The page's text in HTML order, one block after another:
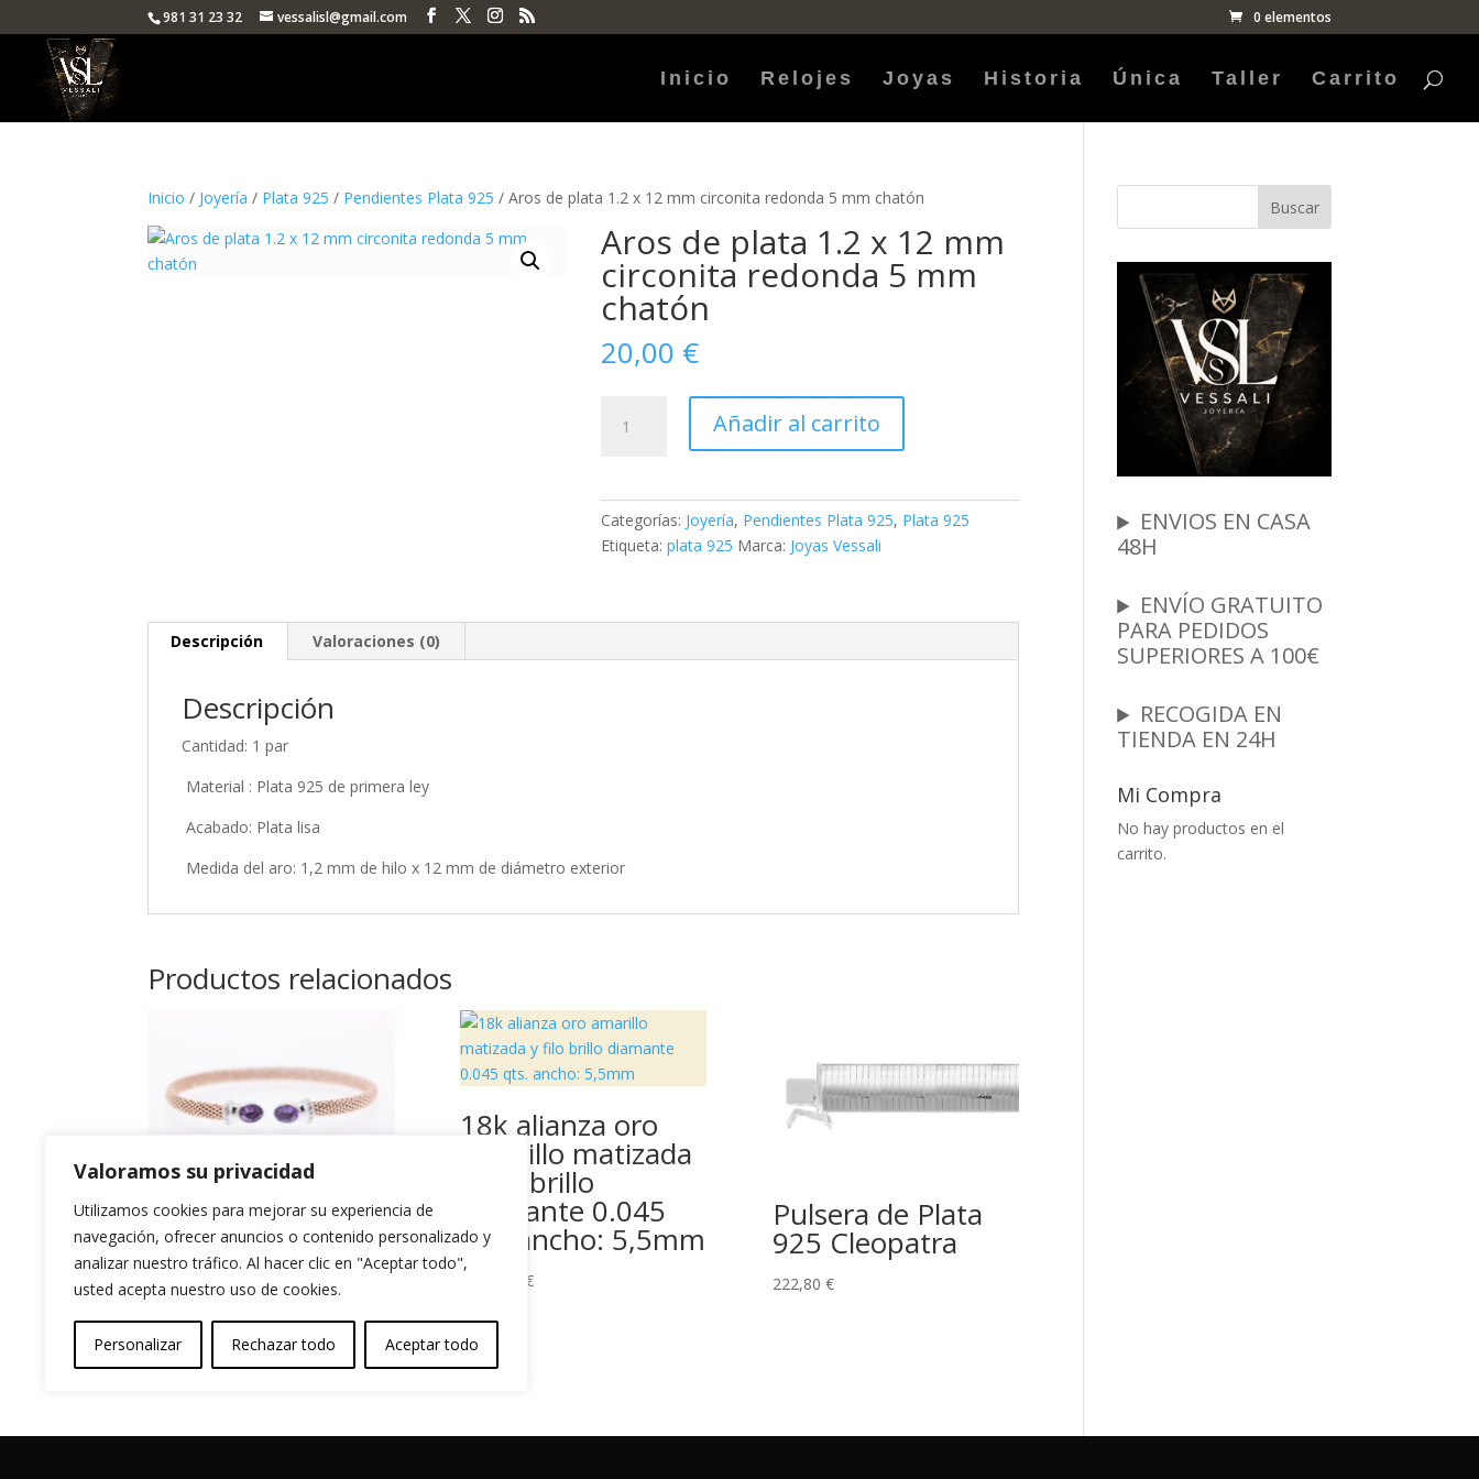
Valoramos su privacidad
Utilizamos cookies para mejorar su experiencia de
navegación, ofrecer anuncios o contenido personalizado y
analizar nuestro tráfico. Al hacer clic en "Aceptar todo",
usted acepta nuestro uso de cookies.
Personalizar Rechazar todo Aceptar todo
981 31 23 32 vessalisl@gmail.com 0 elementos
Inicio Relojes Joyas Historia Única Taller Carrito
Inicio / Joyería / Plata 925 / Pendientes Plata 925 / Aros de plata 1.2 x 12 mm circonita redonda 5 mm chatón
Aros de plata 1.2 x 12 mm
circonita redonda 5 mm
chatón
20,00 €
mm
mm
Añadir al carrito
Categorías: Joyería, Pendientes Plata 925, Plata 925
Etiqueta:plata 925 Marca: Joyas Vessali
Descripción Valoraciones (0)
Descripción
Cantidad: 1 par
Material : Plata 925 de primera ley
Acabado: Plata lisa
Medida del aro: 1,2 mm de hilo x 12 mm de diámetro exterior
Productos relacionados
Pulsera Rígida con
baño de Oro Rosa,
piedra natural y
circonita
144,99
18k alianza oro
amarillo matizada
y filo brillo
diamante 0.045
qts. ancho: 5,5mm
€
Pulsera de Plata
925 Cleopatra
222,80 €
Buscar
ENVIOS EN CASA
48H
ENVÍO GRATUITO
PARA PEDIDOS
SUPERIORES A 100€
RECOGIDA EN
TIENDA EN 24H
Mi Compra
No hay productos en el
carrito.